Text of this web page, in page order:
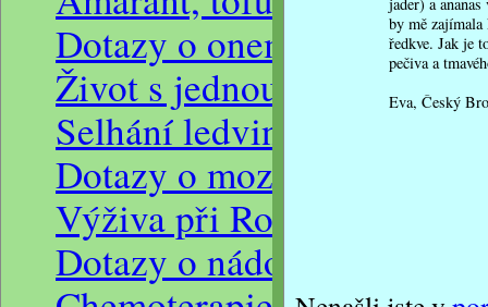
Dotazy o onemocnění
Život s jednou ledvinou
Selhání ledvin a kornatění
Dotazy o mozkových
Výživa při Rostroušené
Dotazy o nádorových
by mě zajímala
ředkve. Jak je
pečiva a
Eva, Český